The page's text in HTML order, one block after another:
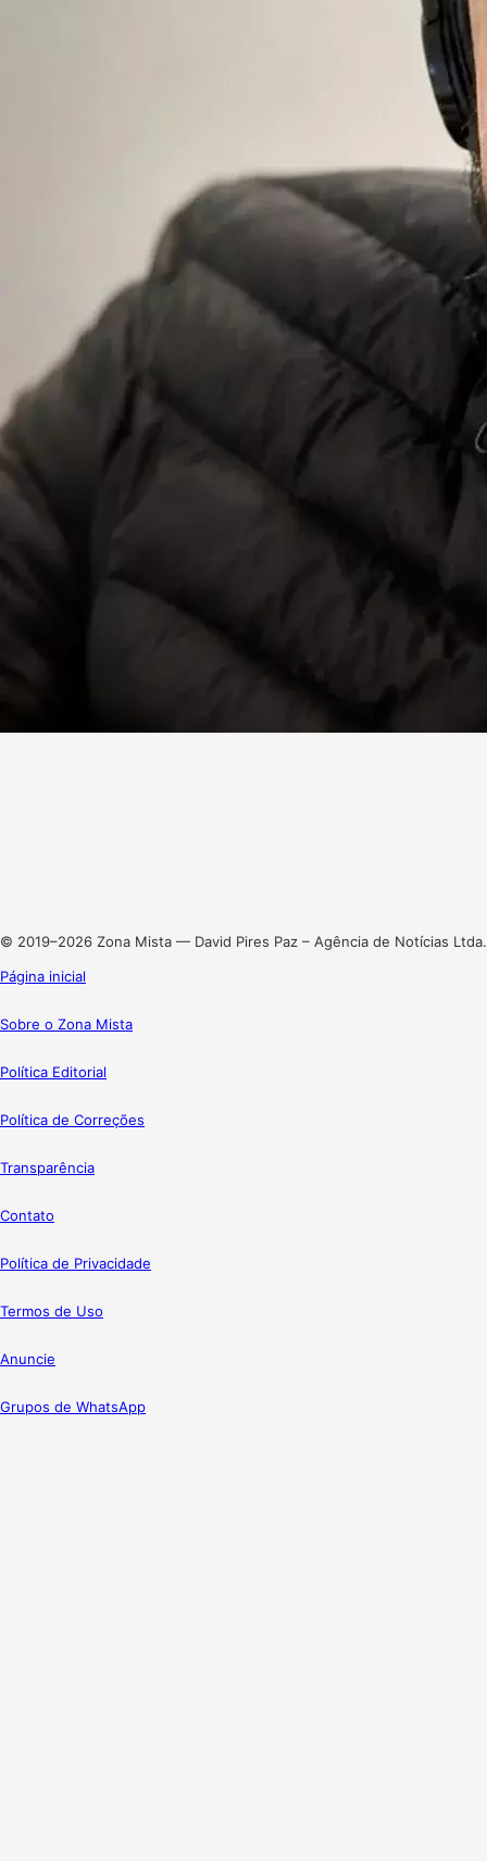
© 2019–2026 Zona Mista — David Pires Paz – Agência de Notícias Ltda.
Página inicial
Sobre o Zona Mista
Política Editorial
Política de Correções
Transparência
Contato
Política de Privacidade
Termos de Uso
Anuncie
Grupos de WhatsApp